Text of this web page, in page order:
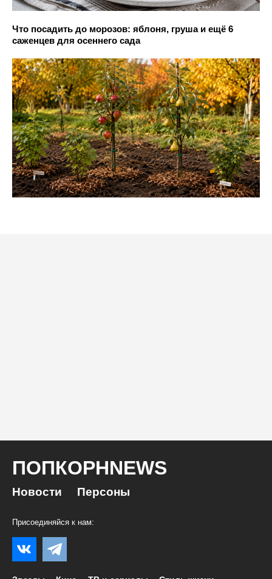
Что посадить до морозов: яблоня, груша и ещё 6
саженцев для осеннего сада
ПОПКОРНNEWS
Новости Персоны
Присоединяйся к нам: